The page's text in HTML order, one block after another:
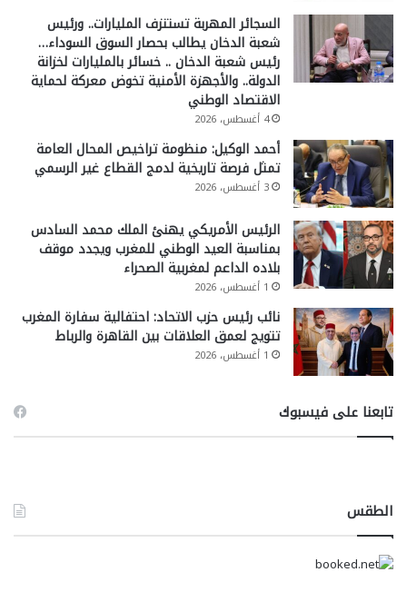
السجائر المهربة تستنزف المليارات.. ورئيس
شعبة الدخان يطالب بحصار السوق السوداء…
رئيس شعبة الدخان .. خسائر بالمليارات لخزانة
الدولة.. والأجهزة الأمنية تخوض معركة لحماية
الاقتصاد الوطني
4 أغسطس، 2026
أحمد الوكيل: منظومة تراخيص المحال العامة
تمثل فرصة تاريخية لدمج القطاع غير الرسمي
3 أغسطس، 2026
الرئيس الأمريكي يهنئ الملك محمد السادس
بمناسبة العيد الوطني للمغرب ويجدد موقف
بلاده الداعم لمغربية الصحراء
1 أغسطس، 2026
نائب رئيس حزب الاتحاد: احتفالية سفارة المغرب
تتويج لعمق العلاقات بين القاهرة والرباط
1 أغسطس، 2026
تابعنا على فيسبوك
الطقس